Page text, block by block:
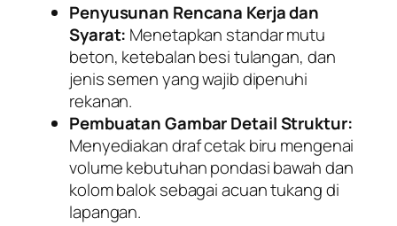
Penyusunan Rencana Kerja dan
Syarat: Menetapkan standar mutu
beton, ketebalan besi tulangan, dan
jenis semen yang wajib dipenuhi
rekanan.
Pembuatan Gambar Detail Struktur:
Menyediakan draf cetak biru mengenai
volume kebutuhan pondasi bawah dan
kolom balok sebagai acuan tukang di
lapangan.